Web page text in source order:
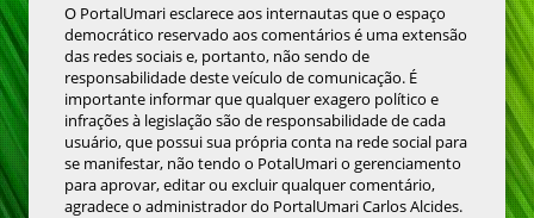
O PortalUmari esclarece aos internautas que o espaço
democrático reservado aos comentários é uma extensão
das redes sociais e, portanto, não sendo de
responsabilidade deste veículo de comunicação. É
importante informar que qualquer exagero político e
infrações à legislação são de responsabilidade de cada
usuário, que possui sua própria conta na rede social para
se manifestar, não tendo o PotalUmari o gerenciamento
para aprovar, editar ou excluir qualquer comentário,
agradece o administrador do PortalUmari Carlos Alcides.